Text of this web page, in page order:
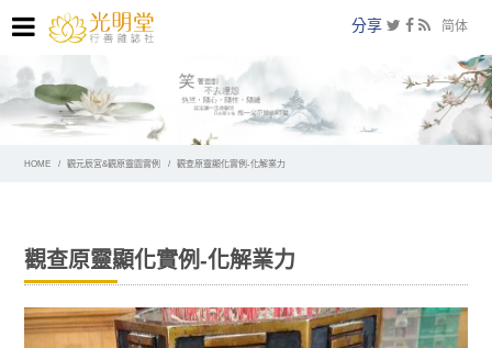
简体
分享
HOME 觀元辰宮&觀原靈園實例 觀查原靈顯化實例-化解業力
觀查原靈顯化實例-化解業力